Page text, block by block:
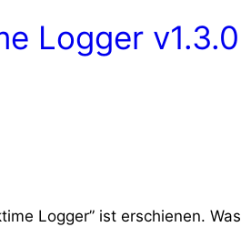
Logger v1.3.0
Logger” ist erschienen.